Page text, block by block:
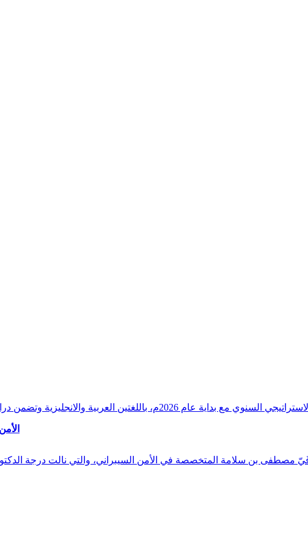
وتضمن دراسات تحليلية ورؤى معمقة، وقراءات دقيقة ورصدًا واستشرافًا وافيًا لكافة أ
فَيّ مصطفى بن سلامة المتخصصة في الأمن السيبراني، والتي نالت درجة